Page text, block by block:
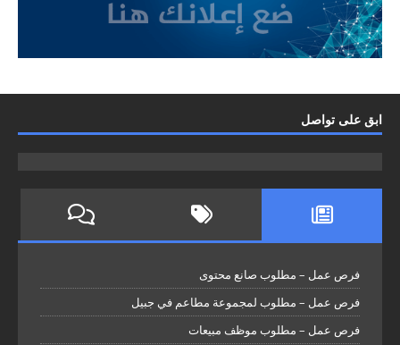
ابق على تواصل
فرص عمل – مطلوب صانع محتوى
فرص عمل – مطلوب لمجموعة مطاعم في جبيل
فرص عمل – مطلوب موظف مبيعات